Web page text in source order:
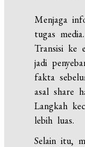
Menjaga
tugas
Transisi ke
jadi
fakta
asal share
Langkah
lebih luas.
Selain itu,